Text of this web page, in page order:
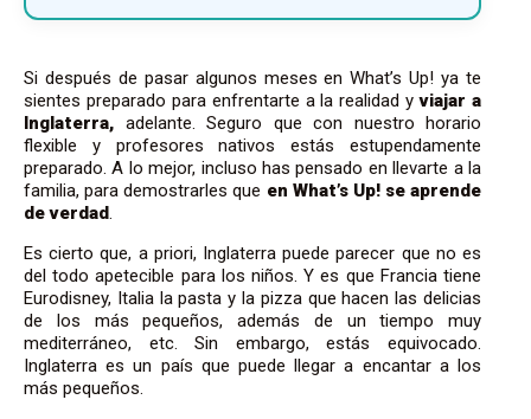
Si después de pasar algunos meses en What’s Up! ya te
sientes preparado para enfrentarte a la realidad yviajar a
Inglaterra, adelante. Seguro que con nuestro horario
flexible y profesores nativos estás estupendamente
preparado. A lo mejor, incluso has pensado en llevarte a la
familia, para demostrarles que en What’s Up! se aprende
deverdad
Es cierto que, a priori, Inglaterra puede parecer que no es
del todo apetecible para los niños. Y es que Francia tiene
Eurodisney, Italia la pasta y la pizza que hacen las delicias
de los más pequeños, además de un tiempo muy
mediterráneo, etc. Sin embargo, estás equivocado.
Inglaterra es un país que puede llegar a encantar a los
más pequeños.